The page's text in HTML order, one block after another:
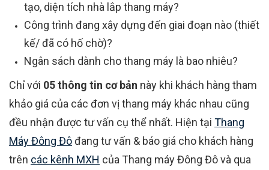
tạo, diện tích nhà lắp thang máy?
Công trình đang xây dựng đến giai đoạn nào (thiết
kế/ đã có hố chờ)?
Ngân sách dành cho thang máy là bao nhiêu?
Chỉ với 05 thông tin cơ bản này khi khách hàng tham
khảo giá của các đơn vị thang máy khác nhau cũng
đều nhận được tư vấn cụ thể nhất. Hiện tại Thang
Máy Đông Đôđang tư vấn & báo giá cho khách hàng
trên các kênh MXH của Thang máy Đông Đô và qua